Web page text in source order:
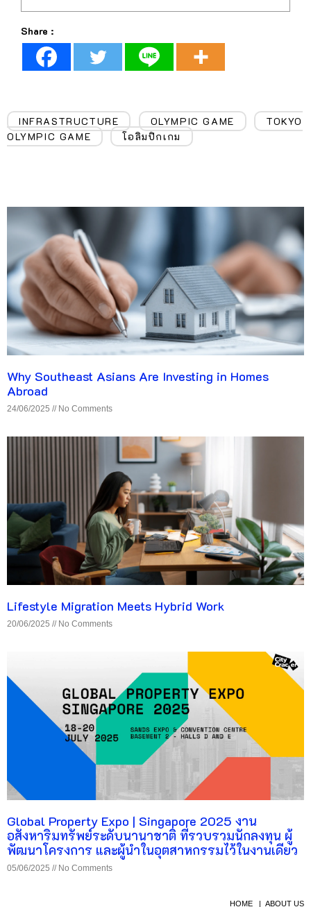
Share :
INFRASTRUCTURE OLYMPIC GAME
TOKYO
OLYMPIC GAME
โอลิมปิกเกม
Why Southeast Asians Are Investing in Homes
Abroad
24/06/2025 No Comments
Lifestyle Migration Meets Hybrid Work
20/06/2025 No Comments
Global Property Expo | Singapore 2025 งาน
อสังหาริมทรัพย์ระดับนานาชาติ ที่รวบรวมนักลงทุน ผู้
พัฒนาโครงการ และผู้นำในอุตสาหกรรมไว้ในงานเดียว
05/06/2025 No Comments
HOME | ABOUT US